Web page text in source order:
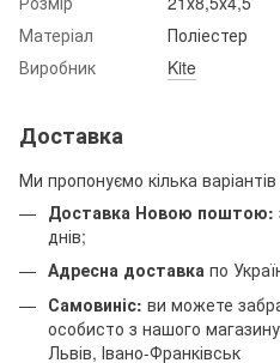
Матеріал
Поліестер
Виробник
Kite
Доставка
Ми пропонуємо кілька
Доставка Новою поштою:
днів;
Адресна доставка по
Самовиніс: ви можете
особисто з нашого
Львів, Івано-Франківськ